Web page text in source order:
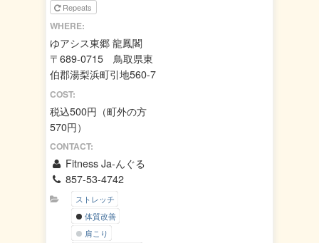
Repeats
WHERE:
ゆアシス東郷 龍鳳閣
〒689-0715 鳥取県東
伯郡湯梨浜町引地560-7
COST:
税込500円（町外の方
570円）
CONTACT:
Fitness Ja-んぐる
857-53-4742
ストレッチ
体質改善
肩こり